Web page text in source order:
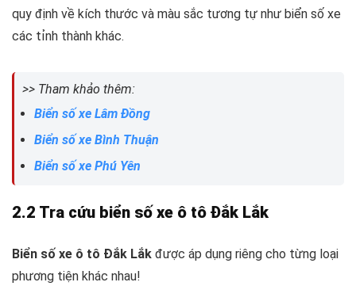
quy định về kích thước và màu sắc tương tự như biển số xe
các tỉnh thành khác.
>> Tham khảo thêm:
Biển số xe Lâm Đồng
Biển số xe Bình Thuận
Biển số xe Phú Yên
2.2 Tra cứu biển số xe ô tô Đắk Lắk
Biển số xe ô tô Đắk Lắk được áp dụng riêng cho từng loại
phương tiện khác nhau!